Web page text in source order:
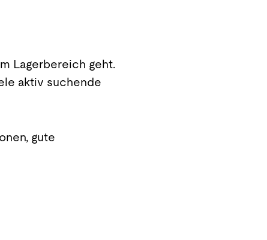
Lagerbereich geht.
aktiv suchende
gute